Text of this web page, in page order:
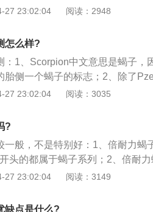
城市驾驶条件和混合路线（城市和
能的稳定；3、优越操纵：宽大的
：四条阔直的纵向主沟槽，确保
性；5、强悍抓地：出色的侧向稳
气候条件下的杰出性能。
27 23:02:04 阅读：2948
怎么样?
：1、Scorpion中文意思是蝎子，
胎侧一个蝎子的标志；2、除了
市面上销售最好的是
倍耐力的最新材料、结构和胎面花
、环保性、舒适性，还是安全性体
相位胎面设计，能有效降低其内
27 23:02:04 阅读：3035
?
一般，不是特别好：1、倍耐力蝎
头的都属于蝎子系列；2、倍耐
越野的有SC-ATR，越野和城市结
不可兼得的；3、就目前倍耐力蝎
27 23:02:04 阅读：3149
缺点是什么?